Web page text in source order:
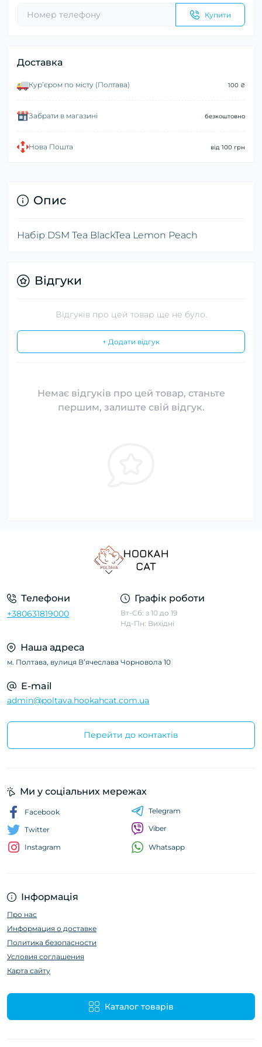
Купити
Доставка
Курʼєром по місту (Полтава) 100 ₴
Забрати в магазині безкоштовно
Нова Пошта від 100 грн
Опис
Набір DSM Tea BlackTea Lemon Peach
Відгуки
Відгуків про цей товар ще не було.
+ Додати відгук
Немає відгуків про цей товар, станьте
першим, залиште свій відгук.
Телефони
+380631819000
Графік роботи
Вт-Сб: з 10 до 19
Нд-Пн: Вихідні
Наша адреса
м. Полтава, вулиця Вʼячеслава Чорновола 10
E-mail
admin@poltava.hookahcat.com.ua
Перейти до контактів
Інформація
Про нас
Информация о доставке
Политика безопасности
Условия соглашения
Карта сайту
Каталог товарів
Ми у соціальних мережах
Facebook
Twitter
Instagram
Telegram
Viber
Whatsapp